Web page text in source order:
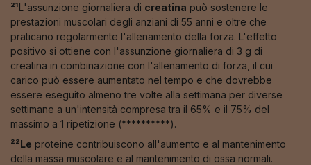
²¹L'assunzione giornaliera di creatina può sostenere le
prestazioni muscolari degli anziani di 55 anni e oltre che
praticano regolarmente l'allenamento della forza. L'effetto
positivo si ottiene con l'assunzione giornaliera di 3 g di
creatina in combinazione con l'allenamento di forza, il cui
carico può essere aumentato nel tempo e che dovrebbe
essere eseguito almeno tre volte alla settimana per diverse
settimane a un'intensità compresa tra il 65% e il 75% del
massimo a 1 ripetizione (**********).
²²Le proteine contribuiscono all'aumento e al mantenimento
della massa muscolare e al mantenimento di ossa normali.